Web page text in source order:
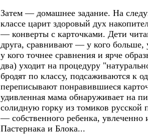
Затем — домашнее задание. На
классе царит здоровый дух
— конверты с карточками. Дети
друга, сравнивают — у кого больше,
у кого точнее сравнения и ярче
два) уходит на процедуру
бродят по классу, подсаживаются к
переписывают понравившиеся
удивленная мама обнаруживает на
солидную горку из томиков русской
— собственного ребенка, увлеченно
Пастернака и Блока...